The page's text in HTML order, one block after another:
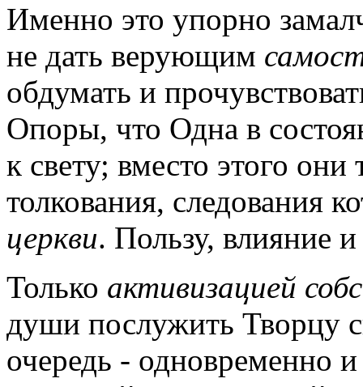
Именно это упорно
не дать верующим
обдумать и
Опоры, что Одна в
к свету; вместо этого они
толкования, следования
церкви. Пользу, влияние и
Только активизацией
души послужить Творцу
очередь - одновременно